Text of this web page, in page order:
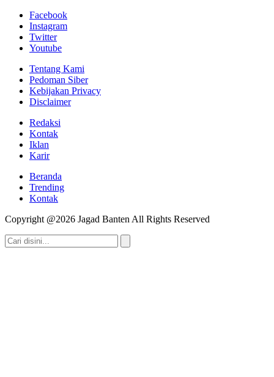
Facebook
Instagram
Twitter
Youtube
Tentang Kami
Pedoman Siber
Kebijakan Privacy
Disclaimer
Redaksi
Kontak
Iklan
Karir
Beranda
Trending
Kontak
Copyright @2026 Jagad Banten All Rights Reserved